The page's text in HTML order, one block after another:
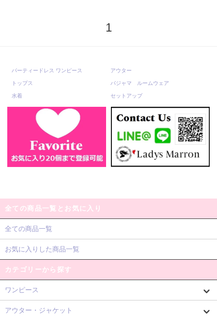
1
パーティードレス ワンピース アウター
トップス パジャマ ルームウェア
水着 セットアップ
全ての商品一覧とお気に入り
全ての商品一覧
お気に入りした商品一覧
カテゴリーから探す
ワンピース
アウター・ジャケット